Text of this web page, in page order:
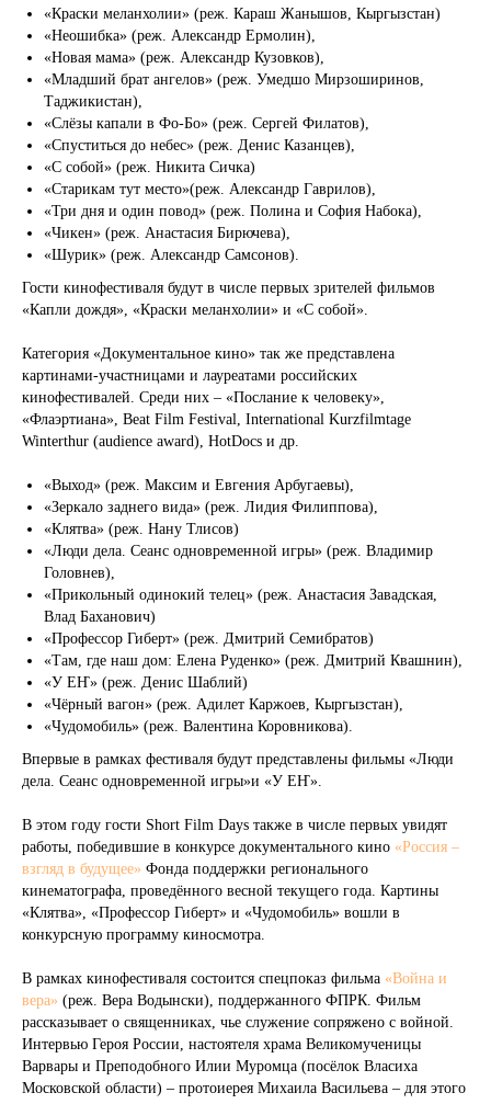
«Краски меланхолии» (реж. Караш Жанышов, Кыргызстан)
«Неошибка» (реж. Александр Ермолин),
«Новая мама» (реж. Александр Кузовков),
«Младший брат ангелов» (реж. Умедшо Мирзоширинов,
Таджикистан),
«Слёзы капали в Фо-Бо» (реж. Сергей Филатов),
«Спуститься до небес» (реж. Денис Казанцев),
«С собой» (реж. Никита Сичка)
«Старикам тут место»(реж. Александр Гаврилов),
«Три дня и один повод» (реж. Полина и София Набока),
«Чикен» (реж. Анастасия Бирючева),
«Шурик» (реж. Александр Самсонов).
Гости кинофестиваля будут в числе первых зрителей фильмов
«Капли дождя», «Краски меланхолии» и «С собой».
Категория «Документальное кино» так же представлена
картинами-участницами и лауреатами российских
кинофестивалей. Среди них – «Послание к человеку»,
«Флаэртиана», Beat Film Festival, International Kurzfilmtage
Winterthur (audience award), HotDocs и др.
«Выход» (реж. Максим и Евгения Арбугаевы),
«Зеркало заднего вида» (реж. Лидия Филиппова),
«Клятва» (реж. Нану Тлисов)
«Люди дела. Сеанс одновременной игры» (реж. Владимир
Головнев),
«Прикольный одинокий телец» (реж. Анастасия Завадская,
Влад Баханович)
«Профессор Гиберт» (реж. Дмитрий Семибратов)
«Там, где наш дом: Елена Руденко» (реж. Дмитрий Квашнин),
«У ЕҤ» (реж. Денис Шаблий)
«Чёрный вагон» (реж. Адилет Каржоев, Кыргызстан),
«Чудомобиль» (реж. Валентина Коровникова).
Впервые в рамках фестиваля будут представлены фильмы «Люди
дела. Сеанс одновременной игры»и «У ЕҤ».
В этом году гости Short Film Days также в числе первых увидят
работы, победившие в конкурсе документального кино «Россия –
взгляд в будущее» Фонда поддержки регионального
кинематографа, проведённого весной текущего года. Картины
«Клятва», «Профессор Гиберт» и «Чудомобиль» вошли в
конкурсную программу киносмотра.
В рамках кинофестиваля состоится спецпоказ фильма «Война и
вера» (реж. Вера Водынски), поддержанного ФПРК. Фильм
рассказывает о священниках, чье служение сопряжено с войной.
Интервью Героя России, настоятеля храма Великомученицы
Варвары и Преподобного Илии Муромца (посёлок Власиха
Московской области) – протоиерея Михаила Васильева – для этого